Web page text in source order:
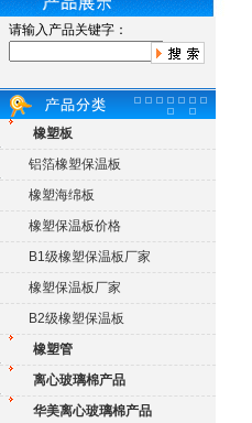
请输入产品关键字：
橡塑板
铝箔橡塑保温板
橡塑海绵板
橡塑保温板价格
B1级橡塑保温板厂家
橡塑保温板厂家
B2级橡塑保温板
橡塑管
离心玻璃棉产品
华美离心玻璃棉产品